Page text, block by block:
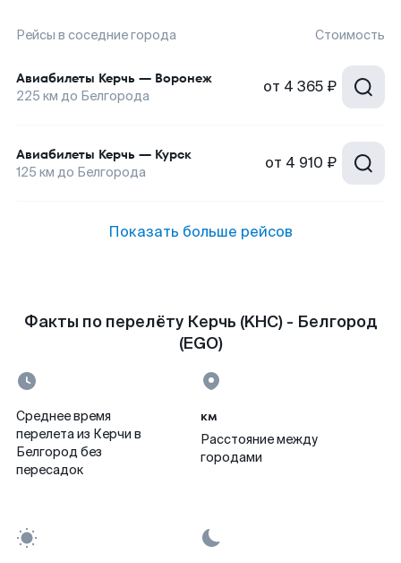
Рейсы в соседние города Стоимость
Авиабилеты Керчь — Воронеж
225 км до Белгорода от 4 365 ₽
Авиабилеты Керчь — Курск
125 км до Белгорода от 4 910 ₽
Показать больше рейсов
Факты по перелёту Керчь (KHC) - Белгород
(EGO)
Среднее время
перелета из Керчи в
Белгород без
пересадок
км
Расстояние между
городами